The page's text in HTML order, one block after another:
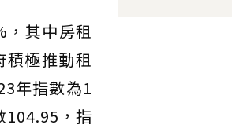
其中房租
極推動租
年指數為1
104.95，指